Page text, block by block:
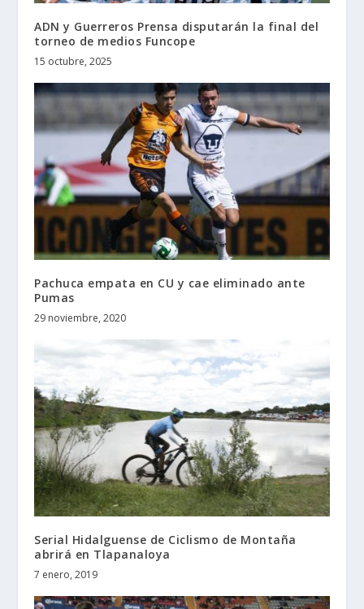
ADN y Guerreros Prensa disputarán la final del
torneo de medios Funcope
15 octubre, 2025
Pachuca empata en CU y cae eliminado ante
Pumas
29 noviembre, 2020
Serial Hidalguense de Ciclismo de Montaña
abrirá en Tlapanaloya
7 enero, 2019